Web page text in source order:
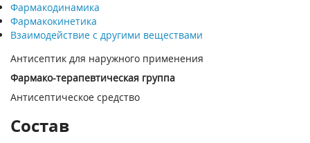
Фармакодинамика
Фармакокинетика
Взаимодействие с другими веществами
Антисептик для наружного применения
Фармако-терапевтическая группа
Антисептическое средство
Состав